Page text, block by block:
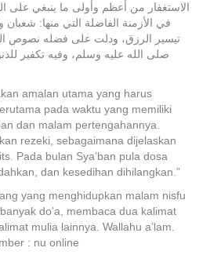
الاستغفار من أعظم وأولى ما ينبغي على
في الأزمنة الفاضلة التي منها:
تيسير الرزق، ودلت على فضله نصوص
صلى الله عليه وسلم، وفيه تكفير
amalan utama yang harus
pada waktu yang memiliki
dan malam pertengahannya.
rezeki, sebagaimana dijelaskan
Pada bulan Sya’ban pula dosa
dan kesedihan dihilangkan.”
yang menghidupkan malam nisfu
do’a, membaca dua kalimat
mulia lainnya. Wallahu a’lam.
: nu online